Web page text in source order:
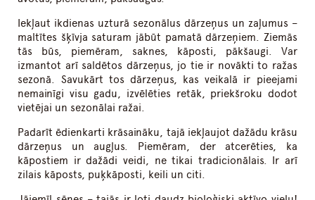
Iekļaut ikdienas uzturā sezonālus dārzeņus un zaļumus –
maltītes šķīvja saturam jābūt pamatā dārzeņiem. Ziemās
tās būs, piemēram, saknes, kāposti, pākšaugi. Var
izmantot arī saldētos dārzeņus, jo tie ir novākti to ražas
sezonā. Savukārt tos dārzeņus, kas veikalā ir pieejami
nemainīgi visu gadu, izvēlēties retāk, priekšroku dodot
vietējai un sezonālai ražai.
Padarīt ēdienkarti krāsaināku, tajā iekļaujot dažādu krāsu
dārzeņus un augļus. Piemēram, der atcerēties, ka
kāpostiem ir dažādi veidi, ne tikai tradicionālais. Ir arī
zilais kāposts, puķkāposti, keili un citi.